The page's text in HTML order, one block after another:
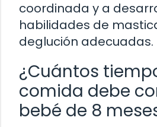
coordinada y a
habilidades de
deglución adecuadas.
¿Cuántos
comida debe
bebé de 8